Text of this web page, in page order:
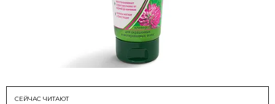
СЕЙЧАС ЧИТАЮТ